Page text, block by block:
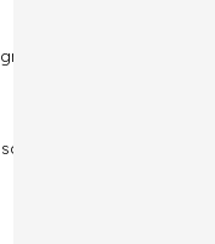
a su proceso¹
sesiones